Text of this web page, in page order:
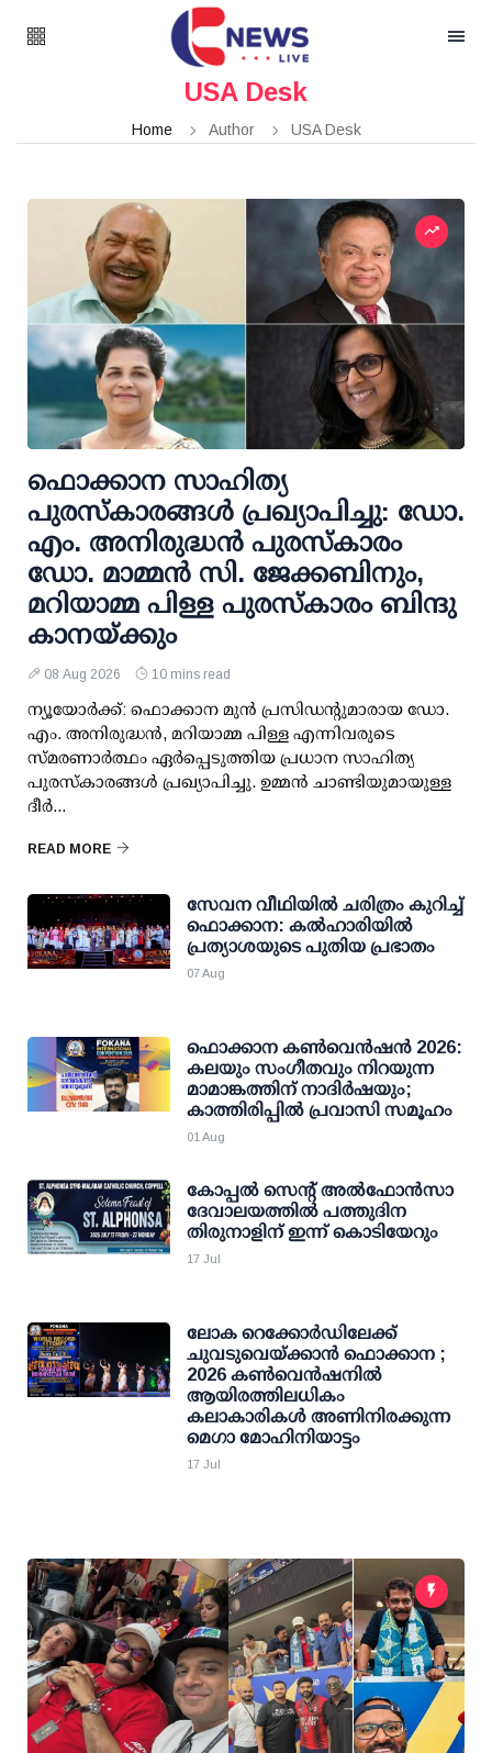
USA Desk
Home Author USA Desk
ഫൊക്കാന സാഹിത്യ
പുരസ്‌കാരങ്ങള്‍ പ്രഖ്യാപിച്ചു: ഡോ.
എം. അനിരുദ്ധന്‍ പുരസ്‌കാരം
ഡോ. മാമ്മന്‍ സി. ജേക്കബിനും,
മറിയാമ്മ പിള്ള പുരസ്‌കാരം ബിന്ദു
കാനയ്ക്കും
08 Aug 2026 10 mins read
ന്യൂയോര്‍ക്ക്: ഫൊക്കാന മുന്‍ പ്രസിഡന്റുമാരായ ഡോ.
എം. അനിരുദ്ധന്‍, മറിയാമ്മ പിള്ള എന്നിവരുടെ
സ്മരണാര്‍ത്ഥം ഏര്‍പ്പെടുത്തിയ പ്രധാന സാഹിത്യ
പുരസ്‌കാരങ്ങള്‍ പ്രഖ്യാപിച്ചു. ഉമ്മന്‍ ചാണ്ടിയുമായുള്ള
ദീര്‍...
READ MORE
സേവന വീഥിയില്‍ ചരിത്രം കുറിച്ച്
ഫൊക്കാന: കല്‍ഹാരിയില്‍
പ്രത്യാശയുടെ പുതിയ പ്രഭാതം
07 Aug
ഫൊക്കാന കണ്‍വെന്‍ഷന്‍ 2026:
കലയും സംഗീതവും നിറയുന്ന
മാമാങ്കത്തിന് നാദിര്‍ഷയും;
കാത്തിരിപ്പില്‍ പ്രവാസി സമൂഹം
01 Aug
കോപ്പല്‍ സെന്റ് അല്‍ഫോന്‍സാ
ദേവാലയത്തില്‍ പത്തുദിന
തിരുനാളിന് ഇന്ന് കൊടിയേറും
17 Jul
ലോക റെക്കോര്‍ഡിലേക്ക്
ചുവടുവെയ്ക്കാന്‍ ഫൊക്കാന ;
2026 കണ്‍വെന്‍ഷനില്‍
ആയിരത്തിലധികം
കലാകാരികള്‍ അണിനിരക്കുന്ന
മെഗാ മോഹിനിയാട്ടം
17 Jul